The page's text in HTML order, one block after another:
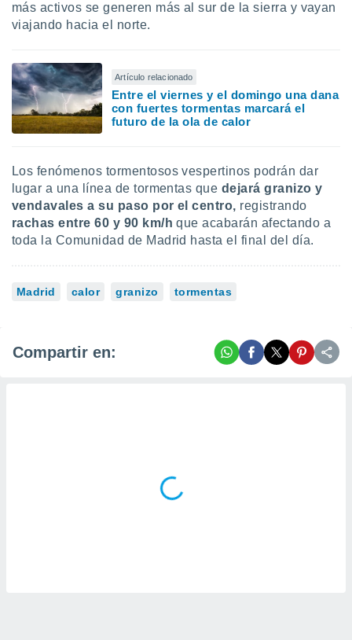
más activos se generen más al sur de la sierra y vayan
viajando hacia el norte.
Artículo relacionado
Entre el viernes y el domingo una dana
con fuertes tormentas marcará el
futuro de la ola de calor
Los fenómenos tormentosos vespertinos podrán dar
lugar a una línea de tormentas que dejará granizo y
vendavales a su paso por el centro, registrando
rachas entre 60 y 90 km/h que acabarán afectando a
toda la Comunidad de Madrid hasta el final del día.
Madrid calor granizo tormentas
Compartir en: